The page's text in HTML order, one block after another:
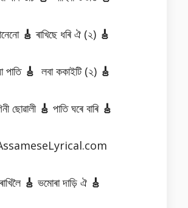
🎸ৰাখিছে ধৰি ঐ (২) 🎸
পাতি 🎸 লবা ককাইটি (২) 🎸
ছোৱালী 🎸 পাতি ঘৰে বাৰি 🎸
ৰাখিলৈ 🎸 ভমোৰা দাড়ি ঐ 🎸